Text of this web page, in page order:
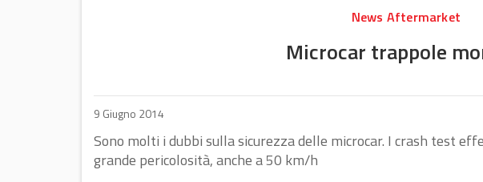
News Aftermarket
Microcar trappole
9 Giugno 2014
Sono molti i dubbi sulla sicurezza delle microcar. I crash test
grande pericolosità, anche a 50 km/h